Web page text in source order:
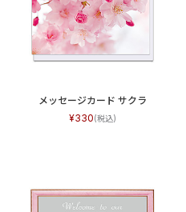
メッセージカード サクラ
330